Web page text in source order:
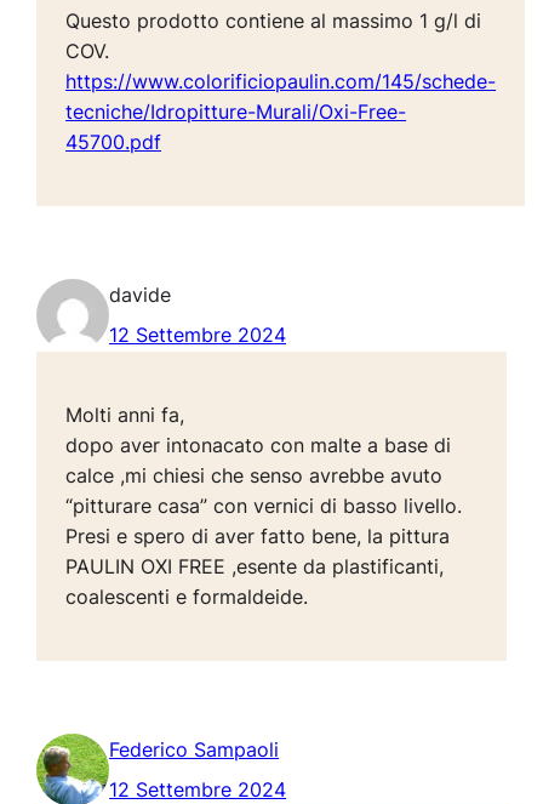
Questo prodotto contiene al massimo 1 g/l di
COV.
https://www.colorificiopaulin.com/145/schede-
tecniche/Idropitture-Murali/Oxi-Free-
45700.pdf
davide
12 Settembre 2024
Molti anni fa,
dopo aver intonacato con malte a base di
calce ,mi chiesi che senso avrebbe avuto
“pitturare casa” con vernici di basso livello.
Presi e spero di aver fatto bene, la pittura
PAULIN OXI FREE ,esente da plastificanti,
coalescenti e formaldeide.
Federico Sampaoli
12 Settembre 2024